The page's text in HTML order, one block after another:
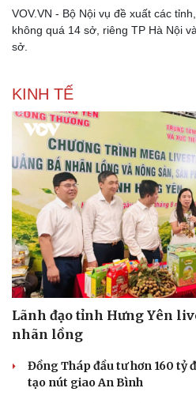
Hậu trường
VOV.VN - Bộ Nội vụ đề xuất các
không quá 14 sở, riêng TP Hà Nội
sở.
KINH TẾ
Lãnh đạo tỉnh Hưng Yên
nhãn lồng
Đồng Tháp đầu tư hơn 160 tỷ
tạo nút giao An Bình